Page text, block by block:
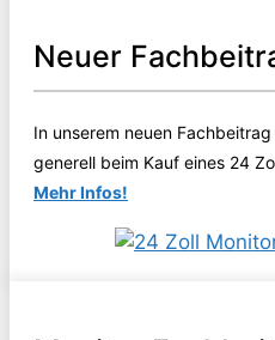
Neuer
In unserem neuen
generell beim Kauf eines 24
Mehr Infos!